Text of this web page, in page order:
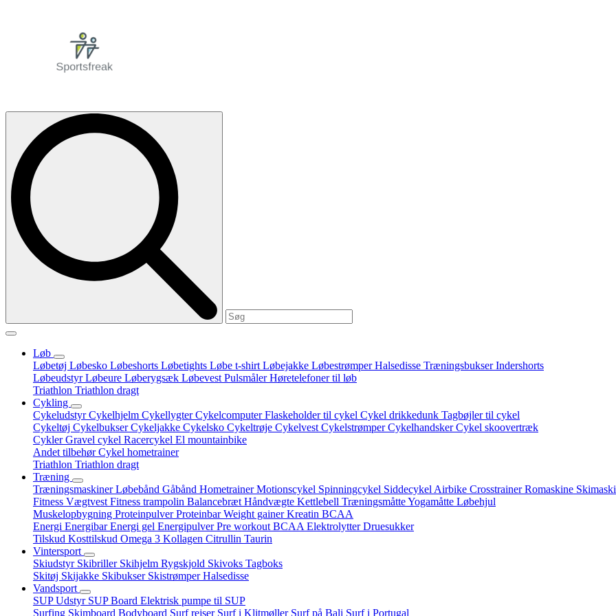
Løb
Løbetøj Løbesko Løbeshorts Løbetights Løbe t-shirt Løbejakke LøbestrømperHalsedisse TræningsbukserIndershorts
LøbeudstyrLøbeure Løberygsæk Løbevest PulsmålerHøretelefoner til løb
Triathlon Triathlon dragt
Cykling
CykeludstyrCykelhjelm CykellygterCykelcomputerFlaskeholder til cykel Cykel drikkedunk Tagbøjler til cykel
Cykeltøj CykelbukserCykeljakke Cykelsko Cykeltrøje Cykelvest CykelstrømperCykelhandskerCykel skoovertræk
CyklerGravel cykel Racercykel El mountainbike
Andet tilbehørCykel hometrainer
Triathlon Triathlon dragt
Træning
TræningsmaskinerLøbebånd Gåbånd HometrainerMotionscykel Spinningcykel Siddecykel Airbike CrosstrainerRomaskine
Fitness Vægtvest Fitness trampolin Balancebræt Håndvægte Kettlebell TræningsmåtteYogamåtte Løbehjul
Muskelopbygning ProteinpulverProteinbarWeight gainerKreatin BCAA
Energi EnergibarEnergi gel EnergipulverPre workout BCAA ElektrolytterDruesukker
Tilskud Kosttilskud Omega 3 Kollagen Citrullin Taurin
Vintersport
Skiudstyr Skibriller Skihjelm Rygskjold Skivoks Tagboks
Skitøj Skijakke Skibukser SkistrømperHalsedisse
Vandsport
SUP Udstyr SUP Board Elektrisk pumpe til SUP
Surfing Skimboard Bodyboard Surf rejser Surf i Klitmøller Surf på Bali Surf i Portugal